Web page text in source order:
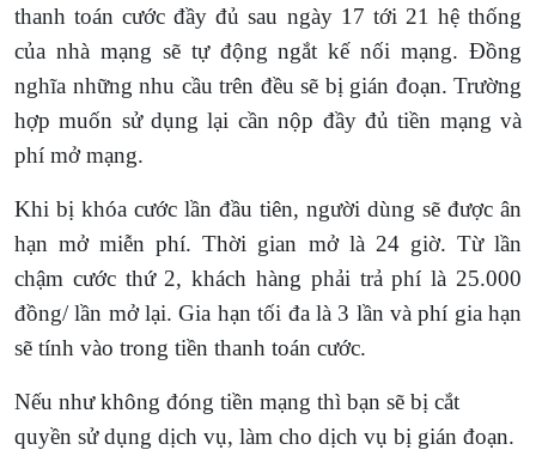
thanh toán cước đầy đủ sau ngày 17 tới 21 hệ thống
của nhà mạng sẽ tự động ngắt kế nối mạng. Đồng
nghĩa những nhu cầu trên đều sẽ bị gián đoạn. Trường
hợp muốn sử dụng lại cần nộp đầy đủ tiền mạng và
phí mở mạng.
Khi bị khóa cước lần đầu tiên, người dùng sẽ được ân
hạn mở miễn phí. Thời gian mở là 24 giờ. Từ lần
chậm cước thứ 2, khách hàng phải trả phí là 25.000
đồng/ lần mở lại. Gia hạn tối đa là 3 lần và phí gia hạn
sẽ tính vào trong tiền thanh toán cước.
Nếu như không đóng tiền mạng thì bạn sẽ bị cắt
quyền sử dụng dịch vụ, làm cho dịch vụ bị gián đoạn.